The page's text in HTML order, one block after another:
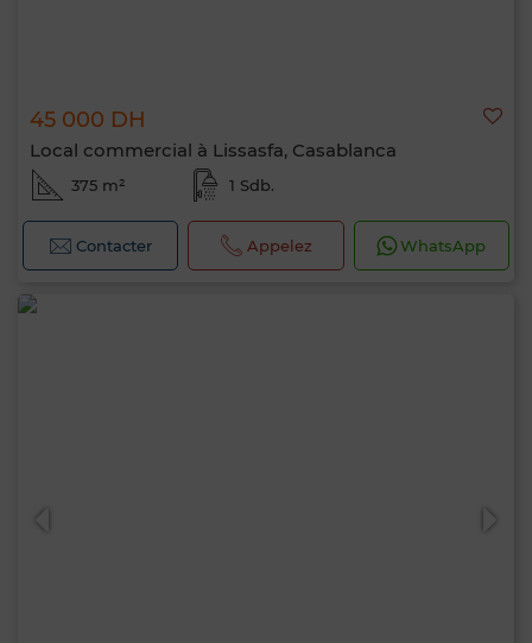
45 000 DH
Local commercial à Lissasfa, Casablanca
375 m² 1 Sdb.
Contacter Appelez WhatsApp